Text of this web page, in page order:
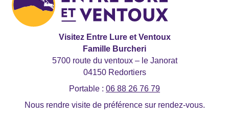
Visitez Entre Lure et Ventoux
Famille Burcheri
5700 route du ventoux – le Janorat
04150 Redortiers
Portable : 06 88 26 76 79
Nous rendre visite de préférence sur rendez-vous.